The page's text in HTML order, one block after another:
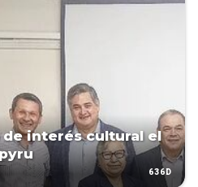
interés cultural el
636D